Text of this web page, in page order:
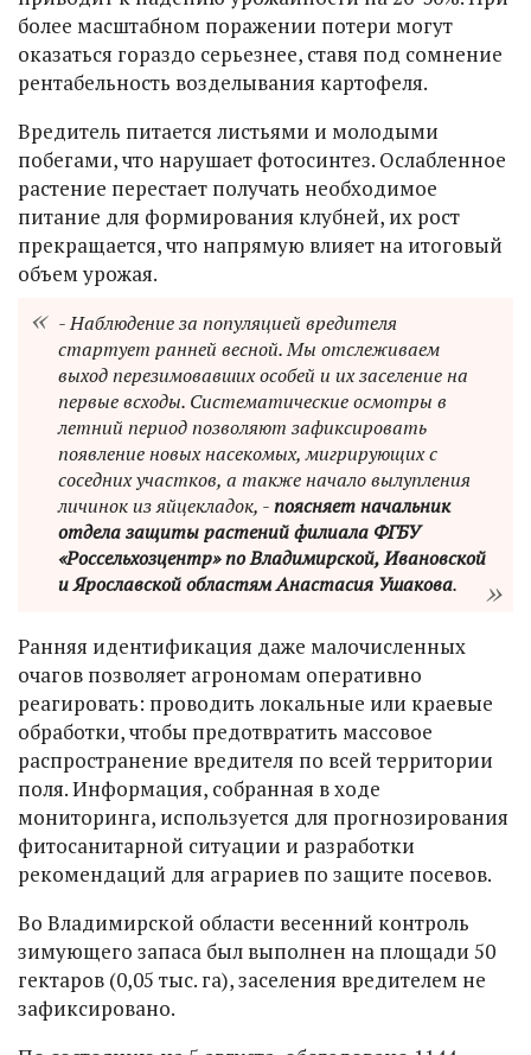
более масштабном поражении потери могут
оказаться гораздо серьезнее, ставя под сомнение
рентабельность возделывания картофеля.
Вредитель питается листьями и молодыми
побегами, что нарушает фотосинтез. Ослабленное
растение перестает получать необходимое
питание для формирования клубней, их рост
прекращается, что напрямую влияет на итоговый
объем урожая.
- Наблюдение за популяцией вредителя
стартует ранней весной. Мы отслеживаем
выход перезимовавших особей и их заселение на
первые всходы. Систематические осмотры в
летний период позволяют зафиксировать
появление новых насекомых, мигрирующих с
соседних участков, а также начало вылупления
личинок из яйцекладок, -поясняет начальник
отдела защиты растений филиала ФГБУ
«Россельхозцентр» по Владимирской, Ивановской
и Ярославской областям Анастасия Ушакова.
Ранняя идентификация даже малочисленных
очагов позволяет агрономам оперативно
реагировать: проводить локальные или краевые
обработки, чтобы предотвратить массовое
распространение вредителя по всей территории
поля. Информация, собранная в ходе
мониторинга, используется для прогнозирования
фитосанитарной ситуации и разработки
рекомендаций для аграриев по защите посевов.
Во Владимирской области весенний контроль
зимующего запаса был выполнен на площади 50
гектаров (0,05 тыс. га), заселения вредителем не
зафиксировано.